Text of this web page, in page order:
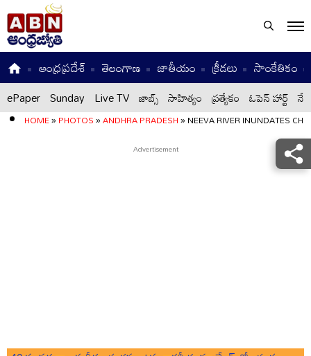
ఆంధ్రప్రదేశ్ తెలంగాణ జాతీయం క్రీడలు సాంకేతికం
ePaper Sunday Live TV జాబ్స్ సాహిత్యం ప్రత్యేకం ఓపెన్ హార్ట్
HOME»PHOTOS»ANDHRA PRADESH»NEEVA RIVER INUNDATES